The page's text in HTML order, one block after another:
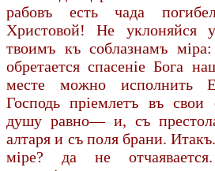
рабовъ есть чада
Христовой! Не уклоняйся
твоимъ къ соблазнамъ
обретается спасенiе Бога
месте можно исполнить
Господь прiемлетъ въ свои
душу равно— и, съ
алтаря и съ поля брани.
мiре? да не